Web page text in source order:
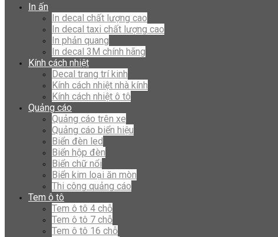
In ấn
In decal chất lượng cao
In decal taxi chất lượng cao
In phản quang
In decal 3M chính hãng
Kính cách nhiệt
Decal trang trí kinh
Kính cách nhiệt nhà kính
Kính cách nhiệt ô tô
Quảng cáo
Quảng cáo trên xe
Quảng cáo biển hiệu
Biển đèn led
Biển hộp đèn
Biển chữ nổi
Biển kim loại ăn mòn
Thi công quảng cáo
Tem ô tô
Tem ô tô 4 chỗ
Tem ô tô 7 chỗ
Tem ô tô 16 chỗ